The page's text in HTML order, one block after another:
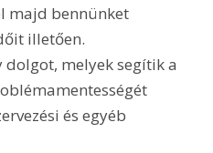
majd bennünket
illetően.
melyek segítik a
és egyéb